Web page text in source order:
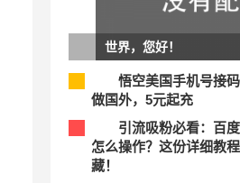
世界，您好！
悟空美国手机号接
做国外，5元起充
引流吸粉必看：百
怎么操作？这份详细教
藏！